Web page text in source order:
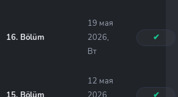
16. Bölüm
19 мая
2026,
Вт
✔
12 мая